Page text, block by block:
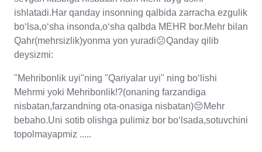
ishlatadi.Har qanday insonning qalbida zarracha ezgulik
bo‘lsa,o‘sha insonda,o‘sha qalbda MEHR bor.Mehr bilan
Qahr(mehrsizlik)yonma yon yuradi😕Qanday qilib
deysizmi:
"Mehribonlik uyi"ning "Qariyalar uyi" ning bo‘lishi
Mehrmi yoki Mehribonlik!?(onaning farzandiga
nisbatan,farzandning ota-onasiga nisbatan)😔Mehr
bebaho.Uni sotib olishga pulimiz bor bo‘lsada,sotuvchini
topolmayapmiz .....